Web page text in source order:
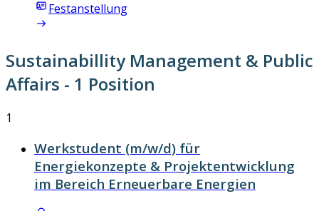
Festanstellung
Sustainabillity Management & Public
Affairs - 1 Position
1
Werkstudent (m/w/d) für
Energiekonzepte & Projektentwicklung
im Bereich Erneuerbare Energien